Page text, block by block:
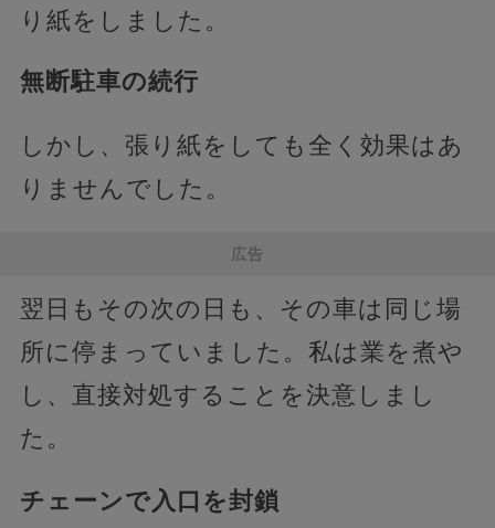
り紙をしました。
無断駐車の続行
しかし、張り紙をしても全く効果はあ
りませんでした。
広告
翌日もその次の日も、その車は同じ場
所に停まっていました。私は業を煮や
し、直接対処することを決意しまし
た。
チェーンで入口を封鎖